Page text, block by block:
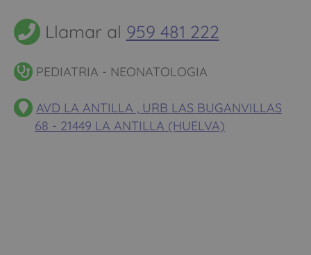
Llamar al 959 481 222
PEDIATRIA - NEONATOLOGIA
AVD LA ANTILLA , URB LAS BUGANVILLAS
68 - 21449 LA ANTILLA (HUELVA)